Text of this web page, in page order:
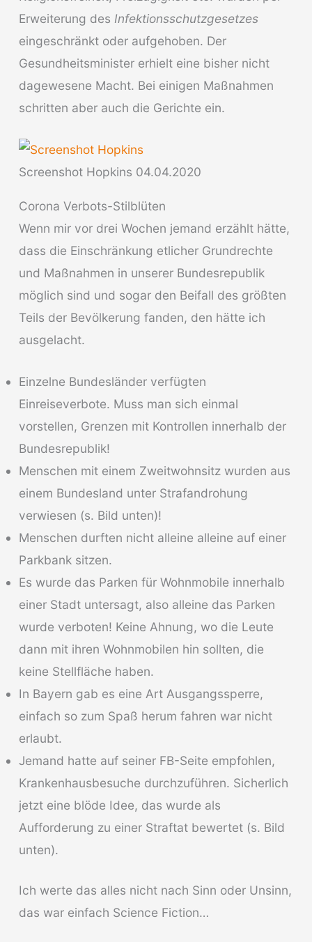
Erweiterung des Infektionsschutzgesetzes
eingeschränkt oder aufgehoben. Der
Gesundheitsminister erhielt eine bisher nicht
dagewesene Macht. Bei einigen Maßnahmen
schritten aber auch die Gerichte ein.
Screenshot Hopkins 04.04.2020
Corona Verbots-Stilblüten
Wenn mir vor drei Wochen jemand erzählt hätte,
dass die Einschränkung etlicher Grundrechte
und Maßnahmen in unserer Bundesrepublik
möglich sind und sogar den Beifall des größten
Teils der Bevölkerung fanden, den hätte ich
ausgelacht.
Einzelne Bundesländer verfügten
Einreiseverbote. Muss man sich einmal
vorstellen, Grenzen mit Kontrollen innerhalb der
Bundesrepublik!
Menschen mit einem Zweitwohnsitz wurden aus
einem Bundesland unter Strafandrohung
verwiesen (s. Bild unten)!
Menschen durften nicht alleine alleine auf einer
Parkbank sitzen.
Es wurde das Parken für Wohnmobile innerhalb
einer Stadt untersagt, also alleine das Parken
wurde verboten! Keine Ahnung, wo die Leute
dann mit ihren Wohnmobilen hin sollten, die
keine Stellfläche haben.
In Bayern gab es eine Art Ausgangssperre,
einfach so zum Spaß herum fahren war nicht
erlaubt.
Jemand hatte auf seiner FB-Seite empfohlen,
Krankenhausbesuche durchzuführen. Sicherlich
jetzt eine blöde Idee, das wurde als
Aufforderung zu einer Straftat bewertet (s. Bild
unten).
Ich werte das alles nicht nach Sinn oder Unsinn,
das war einfach Science Fiction…